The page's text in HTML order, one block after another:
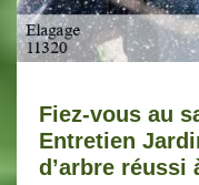
Fiez-vous au
Entretien
d’arbre réussi